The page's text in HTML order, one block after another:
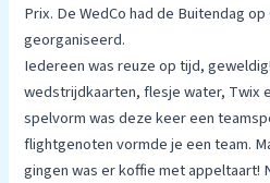
Prix. De WedCo had de Buitendag
georganiseerd.
Iedereen was reuze op tijd,
wedstrijdkaarten, flesje water, Twix
spelvorm was deze keer een
flightgenoten vormde je een team.
gingen was er koffie met appeltaart!